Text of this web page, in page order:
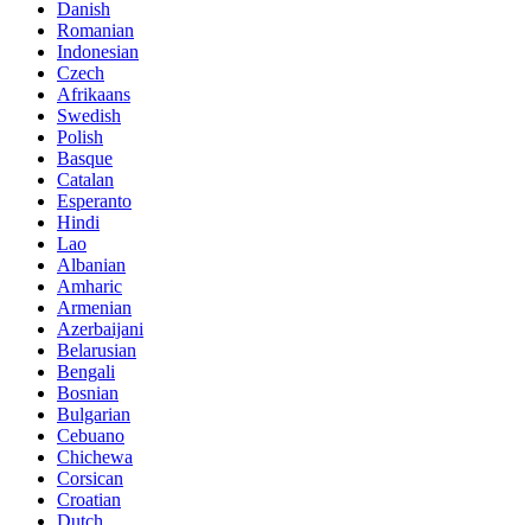
Danish
Romanian
Indonesian
Czech
Afrikaans
Swedish
Polish
Basque
Catalan
Esperanto
Hindi
Lao
Albanian
Amharic
Armenian
Azerbaijani
Belarusian
Bengali
Bosnian
Bulgarian
Cebuano
Chichewa
Corsican
Croatian
Dutch